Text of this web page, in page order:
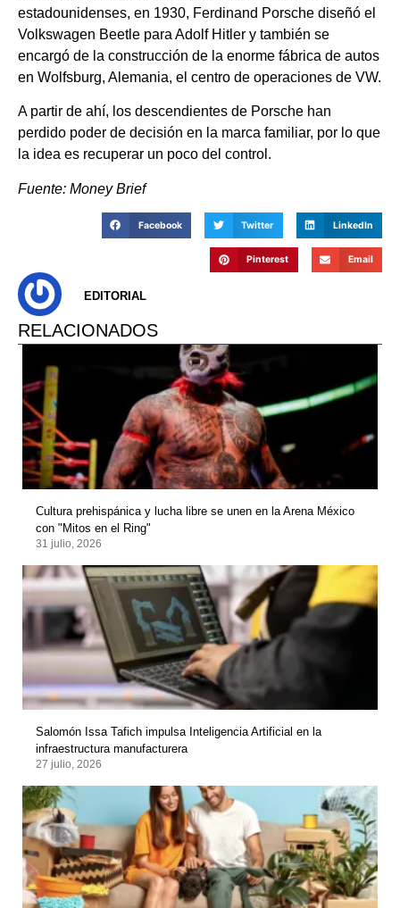
estadounidenses, en 1930, Ferdinand Porsche diseñó el
Volkswagen Beetle para Adolf Hitler y también se
encargó de la construcción de la enorme fábrica de autos
en Wolfsburg, Alemania, el centro de operaciones de VW.
A partir de ahí, los descendientes de Porsche han
perdido poder de decisión en la marca familiar, por lo que
la idea es recuperar un poco del control.
Fuente: Money Brief
Facebook Twitter LinkedIn
Pinterest Email
EDITORIAL
RELACIONADOS
Cultura prehispánica y lucha libre se unen en la Arena México
con "Mitos en el Ring"
31 julio, 2026
Salomón Issa Tafich impulsa Inteligencia Artificial en la
infraestructura manufacturera
27 julio, 2026